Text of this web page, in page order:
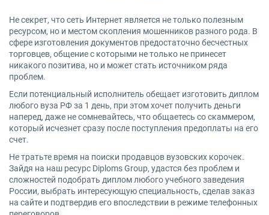
Не секрет, что сеть Интернет является не только полезным
ресурсом, но и местом скопления мошенников разного рода. В
сфере изготовления документов предостаточно бесчестных
торговцев, общение с которыми не только не принесет
никакого позитива, но и может стать источником ряда
проблем.
Если потенциальный исполнитель обещает изготовить диплом
любого вуза РФ за 1 день, при этом хочет получить деньги
наперед, даже не сомневайтесь, что общаетесь со скаммером,
который исчезнет сразу после поступления предоплаты на его
счет.
Не тратьте время на поиски продавцов вузовских корочек.
Зайдя на наш ресурс Diploms Group, удастся без проблем и
сложностей подобрать диплом любого учебного заведения
России, выбрать интересующую специальность, сделав заказ
на сайте и подтвердив его впоследствии в режиме телефонных